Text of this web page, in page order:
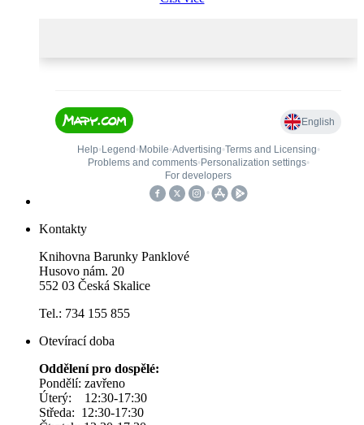
Kontakty
Knihovna Barunky Panklové
Husovo nám. 20
552 03 Česká Skalice
Tel.: 734 155 855
Otevírací doba
Oddělení pro dospělé:
Pondělí: zavřeno
Úterý: 12:30-17:30
Středa: 12:30-17:30